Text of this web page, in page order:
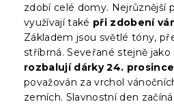
zdobí celé domy. Nejrůznější
využívají také při zdobení
Základem jsou světlé tóny,
stříbrná. Seveřané stejně jako
rozbalují dárky 24. prosince
považován za vrchol
zemích. Slavnostní den